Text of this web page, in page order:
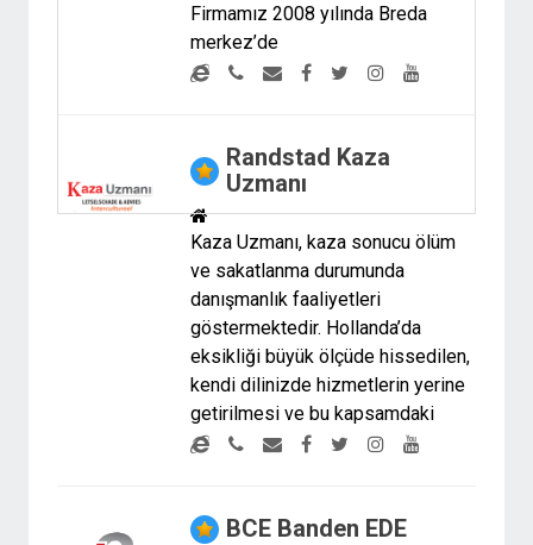
Firmamız 2008 yılında Breda
merkez’de
Randstad Kaza
Uzmanı
Kaza Uzmanı, kaza sonucu ölüm
ve sakatlanma durumunda
danışmanlık faaliyetleri
göstermektedir. Hollanda’da
eksikliği büyük ölçüde hissedilen,
kendi dilinizde hizmetlerin yerine
getirilmesi ve bu kapsamdaki
BCE Banden EDE